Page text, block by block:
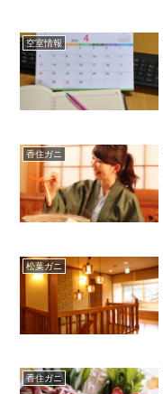
空室情報
香住ガニ
松葉ガニ
香住ガニ